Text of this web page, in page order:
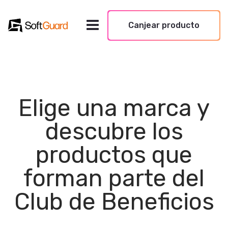
Canjear producto
Elige una marca y
descubre los
productos que
forman parte del
Club de Beneficios